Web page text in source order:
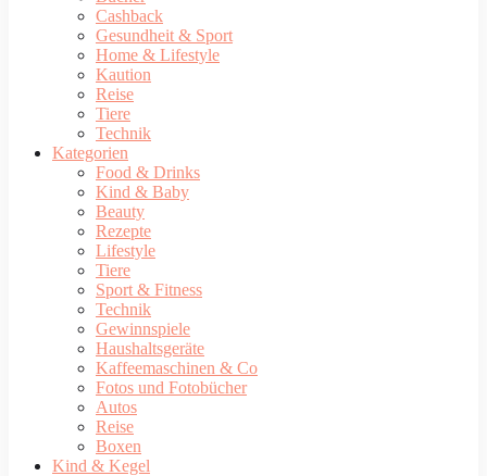
Cashback
Gesundheit & Sport
Home & Lifestyle
Kaution
Reise
Tiere
Technik
Kategorien
Food & Drinks
Kind & Baby
Beauty
Rezepte
Lifestyle
Tiere
Sport & Fitness
Technik
Gewinnspiele
Haushaltsgeräte
Kaffeemaschinen & Co
Fotos und Fotobücher
Autos
Reise
Boxen
Kind & Kegel